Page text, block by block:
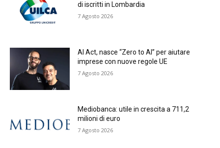
di iscritti in Lombardia
7 Agosto 2026
AI Act, nasce “Zero to AI” per aiutare
imprese con nuove regole UE
7 Agosto 2026
Mediobanca: utile in crescita a 711,2
milioni di euro
7 Agosto 2026